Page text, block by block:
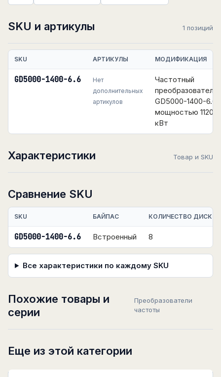
SKU и артикулы 1 позиций
SKU АРТИКУЛЫ МОДИФИКАЦИЯ
GD5000-1400-6.6
Нет
дополнительных
артикулов
Частотный
преобразователь
GD5000-1400-6.6
мощностью 1120
кВт
Характеристики Товар и SKU
Сравнение SKU
SKU БАЙПАС КОЛИЧЕСТВО
GD5000-1400-6.6 Встроенный 8
Все характеристики по каждому SKU
Похожие товары и
серии
Преобразователи
частоты
Еще из этой категории